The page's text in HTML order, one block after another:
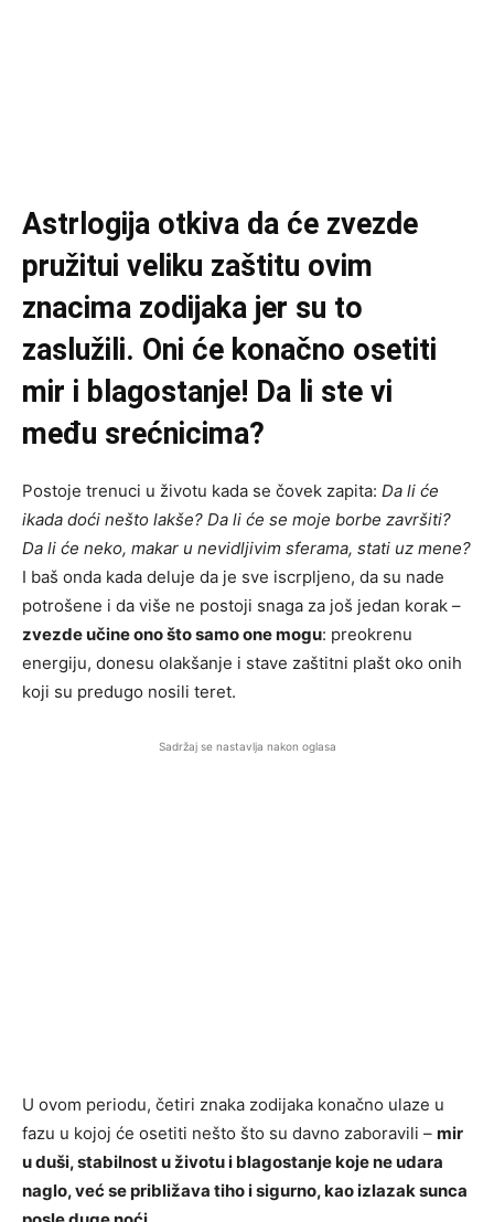
Astrlogija otkiva da će zvezde
pružitui veliku zaštitu ovim
znacima zodijaka jer su to
zaslužili. Oni će konačno osetiti
mir i blagostanje! Da li ste vi
među srećnicima?
Postoje trenuci u životu kada se čovek zapita: Da li će
ikada doći nešto lakše? Da li će se moje borbe završiti?
Da li će neko, makar u nevidljivim sferama, stati uz mene?
I baš onda kada deluje da je sve iscrpljeno, da su nade
potrošene i da više ne postoji snaga za još jedan korak –
zvezde učine ono što samo one mogu: preokrenu
energiju, donesu olakšanje i stave zaštitni plašt oko onih
koji su predugo nosili teret.
Sadržaj se nastavlja nakon oglasa
U ovom periodu, četiri znaka zodijaka konačno ulaze u
fazu u kojoj će osetiti nešto što su davno zaboravili – mir
u duši, stabilnost u životu i blagostanje koje ne udara
naglo, već se približava tiho i sigurno, kao izlazak sunca